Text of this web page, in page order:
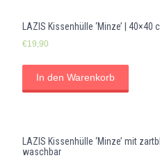
LAZIS Kissenhülle ‘Minze’ |
€19,90
In den Warenkorb
LAZIS Kissenhülle ‘Minze’ mit
waschbar